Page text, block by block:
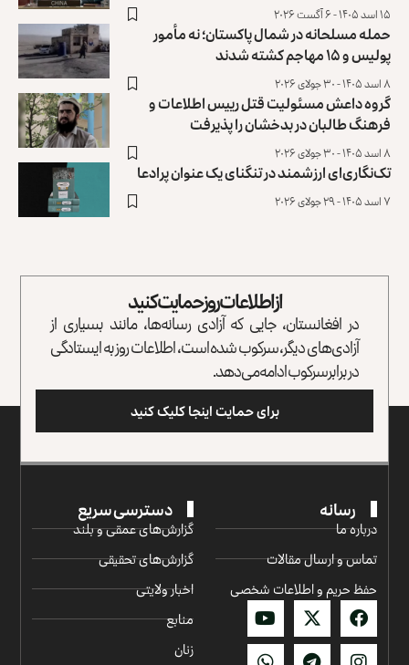
۱۵ اسد ۱۴۰۵ - ۶ آگست ۲۰۲۶
حمله مسلحانه در شمال پاکستان؛ نه مأمور
پولیس و ۱۵ مهاجم کشته شدند
۸ اسد ۱۴۰۵ - ۳۰ جولای ۲۰۲۶
گروه داعش مسئولیت قتل رییس اطلاعات و
فرهنگ طالبان در بدخشان را ‏پذیرفت
۸ اسد ۱۴۰۵ - ۳۰ جولای ۲۰۲۶
تک‌نگاری‌ای ارزشمند در تنگنای یک عنوان پرادعا
۷ اسد ۱۴۰۵ - ۲۹ جولای ۲۰۲۶
از اطلاعات روز حمایت کنید
در افغانستان، جایی که آزادی رسانه‌ها، مانند بسیاری از
آزادی‌های دیگر، سرکوب شده است، اطلاعات روز به ایستادگی
در برابر سرکوب ادامه می‌دهد.
برای حمایت اینجا کلیک کنید
رسانه
درباره ما
تماس و ارسال مقالات
حفظ حریم و اطلاعات شخصی
دسترسی سریع
گزارش‌‌های عمقی و بلند
گزارش‌های تحقیقی
اخبار ولایتی
منابع
زنان